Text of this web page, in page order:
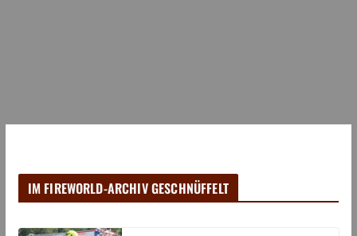
IM FIREWORLD-ARCHIV GESCHNÜFFELT